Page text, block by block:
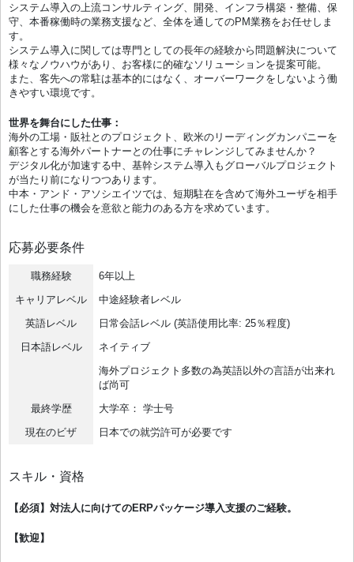
システム導入の上流コンサルティング、開発、インフラ構築・整備、保
守、本番稼働時の業務支援など、全体を通してのPM業務をお任せしま
す。
システム導入に関しては専門としての長年の経験から問題解決について
様々なノウハウがあり、お客様に的確なソリューションを提案可能。
また、客先への常駐は基本的にはなく、オーバーワークをしないよう働
きやすい環境です。
世界を舞台にした仕事：
海外の工場・販社とのプロジェクト、欧米のリーディングカンパニーを
顧客とする海外パートナーとの仕事にチャレンジしてみませんか？
デジタル化が加速する中、基幹システム導入もグローバルプロジェクト
が当たり前になりつつあります。
中本・アンド・アソシエイツでは、短期駐在を含めて海外ユーザを相手
にした仕事の機会を意欲と能力のある方を求めています。
応募必要条件
職務経験
6年以上
キャリアレベル
中途経験者レベル
英語レベル
日常会話レベル (英語使用比率: 25％程度)
日本語レベル
ネイティブ
海外プロジェクト多数の為英語以外の言語が出来れ
ば尚可
最終学歴
大学卒： 学士号
現在のビザ
日本での就労許可が必要です
スキル・資格
【必須】対法人に向けてのERPパッケージ導入支援のご経験。
【歓迎】